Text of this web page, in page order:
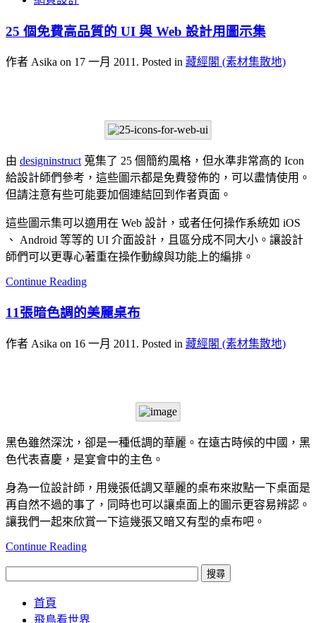
25 個免費高品質的 UI 與 Web 設計用圖示集
作者 Asika on 17 一月 2011. Posted in 藏經閣 (素材集散地)
由 designinstruct蒐集了 25 個簡約風格，但水準非常高的 Icon
給設計師們參考，這些圖示都是免費發佈的，可以盡情使用。
但請注意有些可能要加個連結回到作者頁面。
這些圖示集可以適用在 Web 設計，或者任何操作系統如 iOS
、 Android 等等的 UI 介面設計，且區分成不同大小。讓設計
師們可以更專心著重在操作動線與功能上的編排。
Continue Reading
11張暗色調的美麗桌布
作者 Asika on 16 一月 2011 . Posted in 藏經閣 (素材集散地)
黑色雖然深沈，卻是一種低調的華麗。在遠古時候的中國，黑
色代表喜慶，是宴會中的主色。
身為一位設計師，用幾張低調又華麗的桌布來妝點一下桌面是
再自然不過的事了，同時也可以讓桌面上的圖示更容易辨認。
讓我們一起來欣賞一下這幾張又暗又有型的桌布吧。
Continue Reading
首頁
飛鳥看世界